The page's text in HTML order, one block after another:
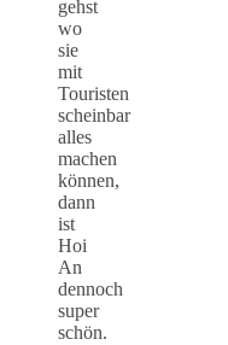
gehst
wo
sie
mit
Touristen
scheinbar
alles
machen
können,
dann
ist
Hoi
An
dennoch
super
schön.